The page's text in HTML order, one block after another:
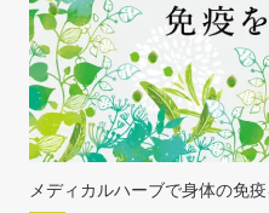
メディカルハーブで身体の免